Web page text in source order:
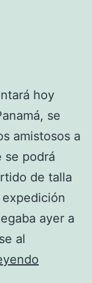
hoy
se
amistosos a
se podrá
de talla
expedición
ayer a
al